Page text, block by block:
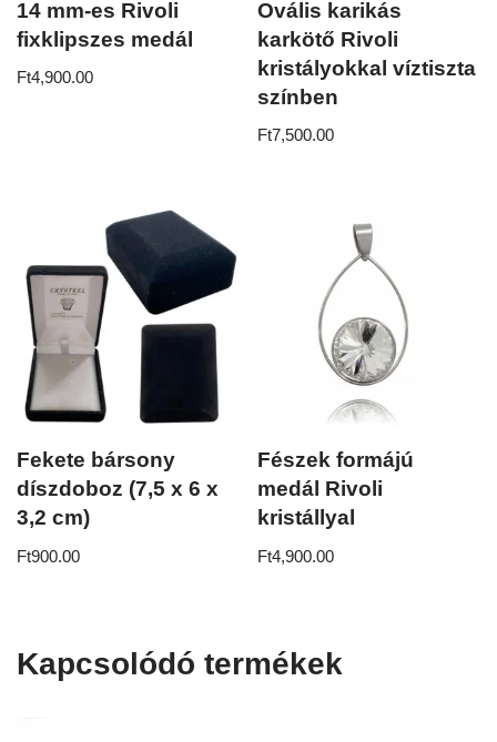
14 mm-es Rivoli
fixklipszes medál
Ft4,900.00
Ovális karikás
karkötő Rivoli
kristályokkal víztiszta
színben
Ft7,500.00
Fekete bársony
díszdoboz (7,5 x 6 x
3,2 cm)
Ft900.00
Fészek formájú
medál Rivoli
kristállyal
Ft4,900.00
Kapcsolódó termékek